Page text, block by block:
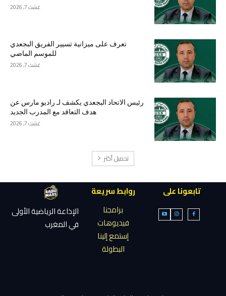
غشت 7, 2026
تعرف على ميزانية تسيير الفريق البجعدي
للموسم الماضي
غشت 7, 2026
رئيس الاتحاد البجعدي يكشف لـ راديو مارس عن
هدف التعاقد مع المدرب الجديد
غشت 7, 2026
تحميل أكثر
تابعونا على
روابط سريعة
برامجنا
فيديوهات
إستمع إلينا
البطولة
الإذاعة الرياضية الأولى
في المغرب